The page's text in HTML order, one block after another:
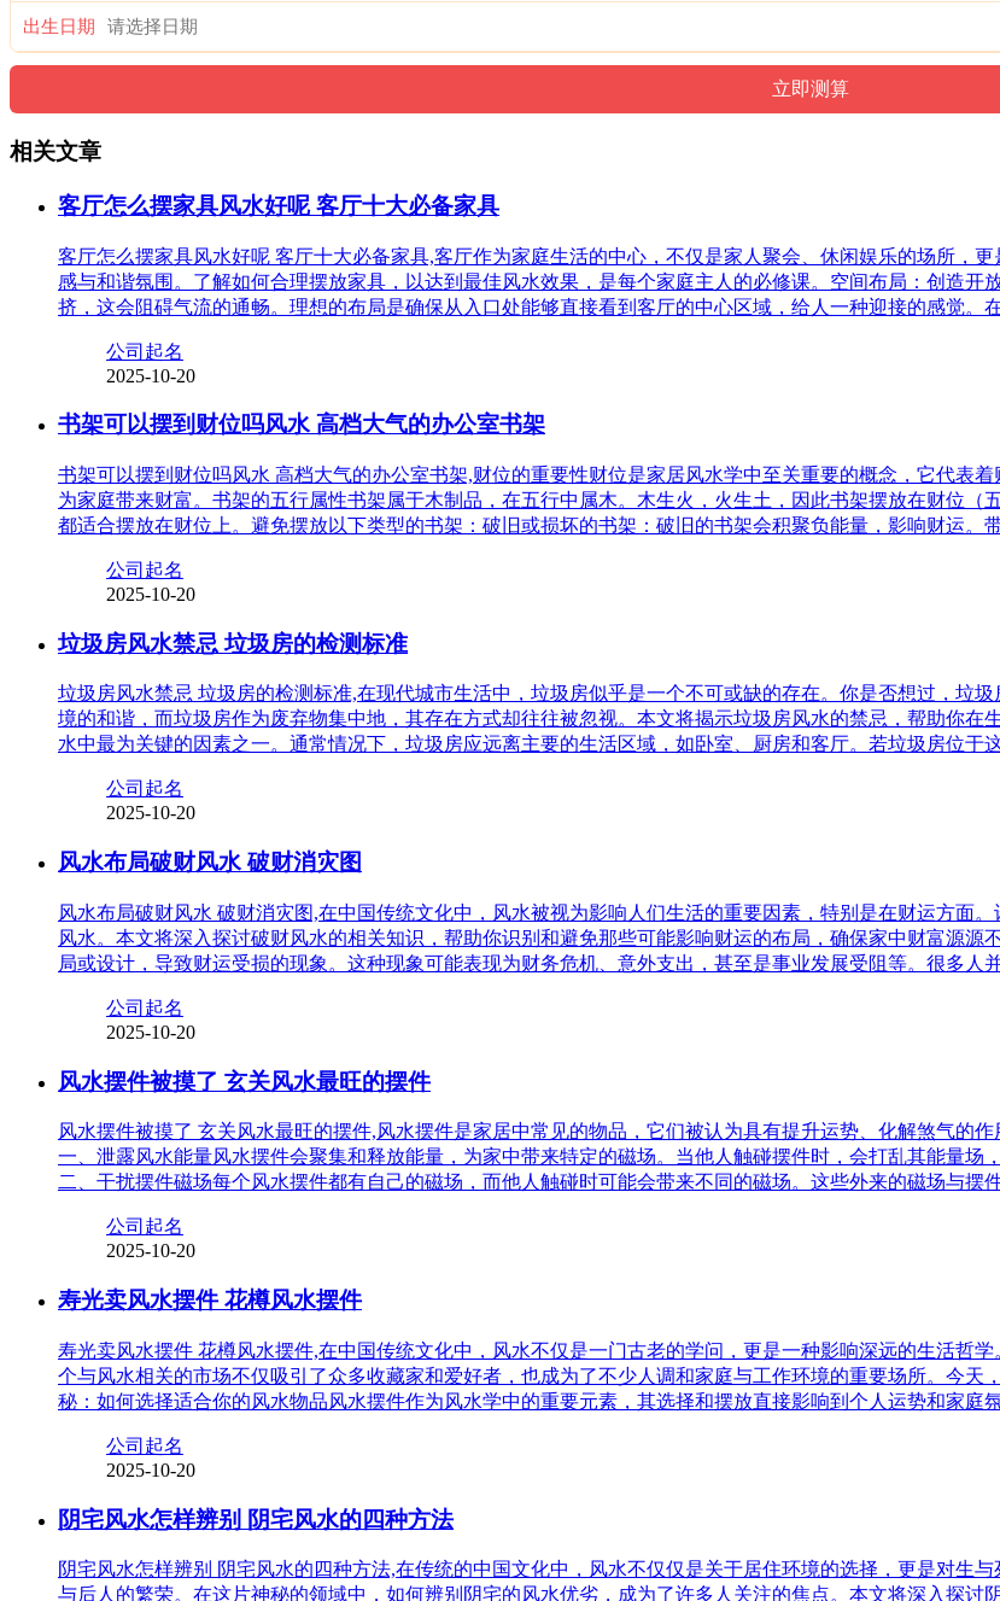
出生日期
相关文章
客厅怎么摆家具风水好呢 客厅十大必备家具
客厅怎么摆家具风水好呢 客厅十大必备家具,客厅作为家庭生活的中心，不仅是家人聚会、休闲娱乐的场所，
感与和谐氛围。了解如何合理摆放家具，以达到最佳风水效果，是每个家庭主人的必修课。空间布局：创造
挤，这会阻碍气流的通畅。理想的布局是确保从入口处能够直接看到客厅的中心区域，给人一种迎接的感觉。
公司起名
2025-10-20
书架可以摆到财位吗风水 高档大气的办公室书架
书架可以摆到财位吗风水 高档大气的办公室书架,财位的重要性财位是家居风水学中至关重要的概念，它代表
为家庭带来财富。书架的五行属性书架属于木制品，在五行中属木。木生火，火生土，因此书架摆放在财位
都适合摆放在财位上。避免摆放以下类型的书架：破旧或损坏的书架：破旧的书架会积聚负能量，影响财运。
公司起名
2025-10-20
垃圾房风水禁忌 垃圾房的检测标准
垃圾房风水禁忌 垃圾房的检测标准,在现代城市生活中，垃圾房似乎是一个不可或缺的存在。你是否想过，垃
境的和谐，而垃圾房作为废弃物集中地，其存在方式却往往被忽视。本文将揭示垃圾房风水的禁忌，帮助你
水中最为关键的因素之一。通常情况下，垃圾房应远离主要的生活区域，如卧室、厨房和客厅。若垃圾房位于
公司起名
2025-10-20
风水布局破财风水 破财消灾图
风水布局破财风水 破财消灾图,在中国传统文化中，风水被视为影响人们生活的重要因素，特别是在财运方面
风水。本文将深入探讨破财风水的相关知识，帮助你识别和避免那些可能影响财运的布局，确保家中财富源
局或设计，导致财运受损的现象。这种现象可能表现为财务危机、意外支出，甚至是事业发展受阻等。很多人
公司起名
2025-10-20
风水摆件被摸了 玄关风水最旺的摆件
风水摆件被摸了 玄关风水最旺的摆件,风水摆件是家居中常见的物品，它们被认为具有提升运势、化解煞气的
一、泄露风水能量风水摆件会聚集和释放能量，为家中带来特定的磁场。当他人触碰摆件时，会打乱其能量场
二、干扰摆件磁场每个风水摆件都有自己的磁场，而他人触碰时可能会带来不同的磁场。这些外来的磁场与摆
公司起名
2025-10-20
寿光卖风水摆件 花樽风水摆件
寿光卖风水摆件 花樽风水摆件,在中国传统文化中，风水不仅是一门古老的学问，更是一种影响深远的生活哲
个与风水相关的市场不仅吸引了众多收藏家和爱好者，也成为了不少人调和家庭与工作环境的重要场所。今
秘：如何选择适合你的风水物品风水摆件作为风水学中的重要元素，其选择和摆放直接影响到个人运势和家庭
公司起名
2025-10-20
阴宅风水怎样辨别 阴宅风水的四种方法
阴宅风水怎样辨别 阴宅风水的四种方法,在传统的中国文化中，风水不仅仅是关于居住环境的选择，更是对生
与后人的繁荣。在这片神秘的领域中，如何辨别阴宅的风水优劣，成为了许多人关注的焦点。本文将深入探